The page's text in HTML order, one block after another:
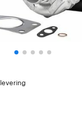
levering